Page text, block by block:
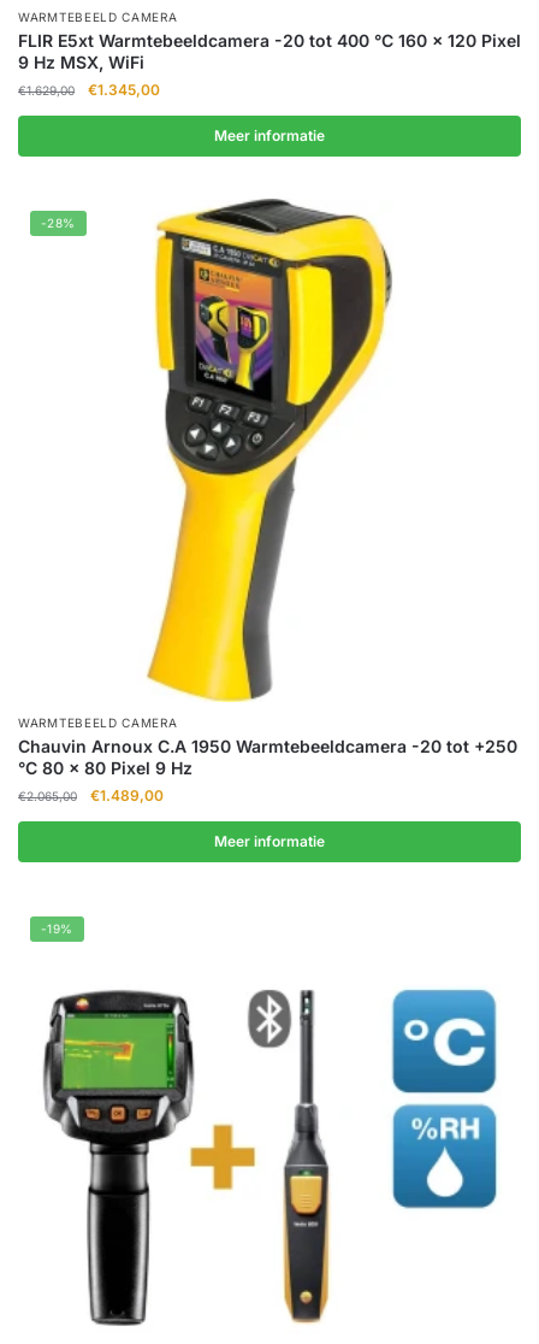
WARMTEBEELD CAMERA
FLIR E5xt Warmtebeeldcamera -20 tot 400 °C 160 x 120 Pixel
9 Hz MSX, WiFi
€1.629,00
Oorspronkelijke
€1.629,00.
€1.345,00Huidige
€1.345,00.
Meer informatie
-28%
WARMTEBEELD CAMERA
Chauvin Arnoux C.A 1950 Warmtebeeldcamera -20 tot +250
°C 80 x 80 Pixel 9 Hz
€2.065,00
Oorspronkelijke
€2.065,00.
€1.489,00Huidige
€1.489,00.
Meer informatie
-19%